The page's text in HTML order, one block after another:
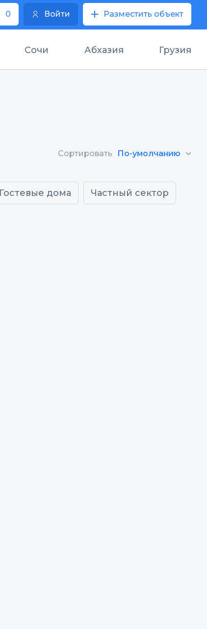
0 Войти Разместить объект
Сочи Абхазия Грузия
Сортировать По-умолчанию
Гостевые дома Частный сектор